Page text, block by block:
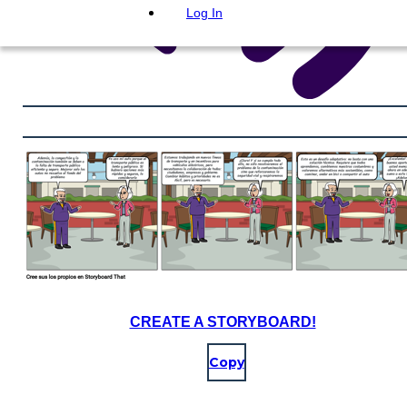
Log In
CREATE A STORYBOARD!
Copy